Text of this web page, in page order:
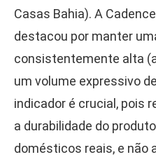
Casas Bahia). A
destacou por manter
consistentemente alta
um volume expressivo
indicador é crucial, pois
a durabilidade do
domésticos reais, e não